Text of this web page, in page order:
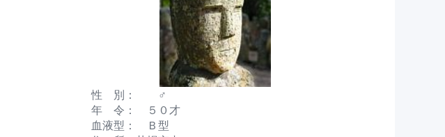
性 別： ♂
年 令： ５０才
血液型： Ｂ型